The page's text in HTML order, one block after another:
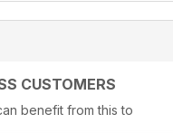
CUSTOMERS
benefit from this to